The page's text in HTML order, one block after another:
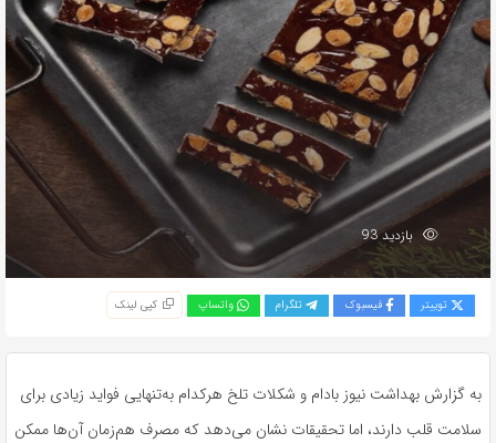
بازدید 93
توییتر فیسبوک تلگرام واتساپ کپی لینک
به گزارش بهداشت نیوز بادام و شکلات تلخ هرکدام به‌تنهایی فواید زیادی برای
سلامت قلب دارند، اما تحقیقات نشان می‌دهد که مصرف هم‌زمان آن‌ها ممکن